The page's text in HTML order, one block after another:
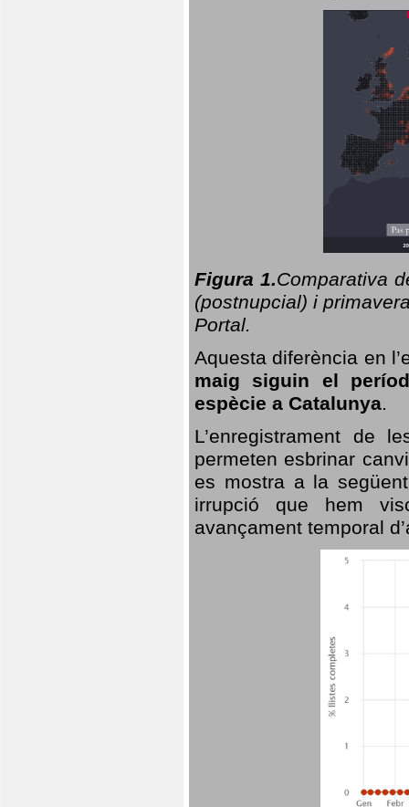
Figura 1.Comparativa
(postnupcial) i
Portal.
Aquesta diferència en
maig siguin el
espècie a Catalunya.
L’enregistrament de
permeten esbrinar
es mostra a la
irrupció que hem
avançament temporal